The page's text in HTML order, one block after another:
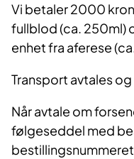
Vi betaler 2000
fullblod (ca. 250ml)
enhet fra aferese
Transport avtales
Når avtale om
følgeseddel med